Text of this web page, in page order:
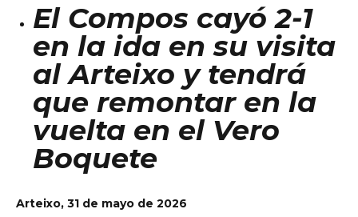
El Compos cayó 2-1
en la ida en su visita
al Arteixo y tendrá
que remontar en la
vuelta en el Vero
Boquete
Arteixo, 31 de mayo de 2026